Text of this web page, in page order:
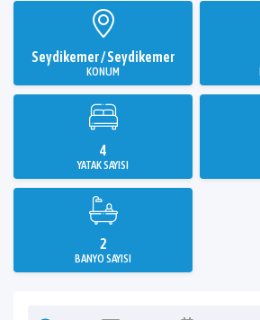
Seydikemer / Seydikemer
KONUM
4
YATAK SAYISI
2
BANYO SAYISI